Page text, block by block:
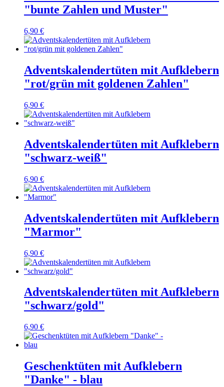
"bunte Zahlen und Muster"
6,90 €
Adventskalendertüten mit Aufklebern
"rot/grün mit goldenen Zahlen"
6,90 €
Adventskalendertüten mit Aufklebern
"schwarz-weiß"
6,90 €
Adventskalendertüten mit Aufklebern
"Marmor"
6,90 €
Adventskalendertüten mit Aufklebern
"schwarz/gold"
6,90 €
Geschenktüten mit Aufklebern
"Danke" - blau